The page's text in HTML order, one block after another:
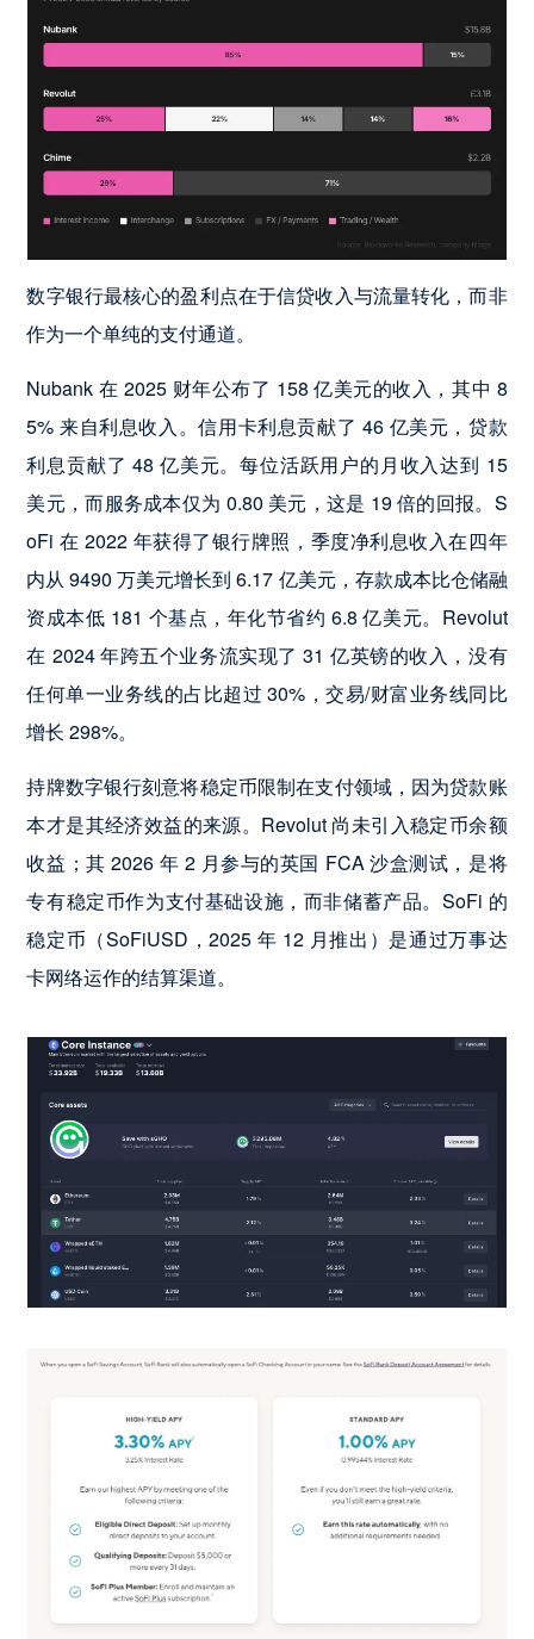
数字银行最核心的盈利点在于信贷收入与流量转化，而非
作为一个单纯的支付通道。
Nubank 在 2025 财年公布了 158 亿美元的收入，其中 8
5% 来自利息收入。信用卡利息贡献了 46 亿美元，贷款
利息贡献了 48 亿美元。每位活跃用户的月收入达到 15
美元，而服务成本仅为 0.80 美元，这是 19 倍的回报。S
oFi 在 2022 年获得了银行牌照，季度净利息收入在四年
内从 9490 万美元增长到 6.17 亿美元，存款成本比仓储融
资成本低 181 个基点，年化节省约 6.8 亿美元。Revolut
在 2024 年跨五个业务流实现了 31 亿英镑的收入，没有
任何单一业务线的占比超过 30%，交易/财富业务线同比
增长 298%。
持牌数字银行刻意将稳定币限制在支付领域，因为贷款账
本才是其经济效益的来源。Revolut 尚未引入稳定币余额
收益；其 2026 年 2 月参与的英国 FCA 沙盒测试，是将
专有稳定币作为支付基础设施，而非储蓄产品。SoFi 的
稳定币（SoFiUSD，2025 年 12 月推出）是通过万事达
卡网络运作的结算渠道。